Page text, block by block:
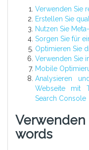
Verwenden Sie
Erstellen Sie
Nutzen Sie
Sorgen Sie für
Optimieren Sie
Verwenden Sie
Mobile
Analysieren
Webseite mit
Search Console
Words